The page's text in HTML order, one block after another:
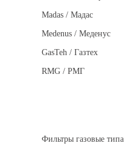
Madas / Мадас
Medenus / Меденус
GasTeh / Газтех
RMG / РМГ
Фильтры газовые типа